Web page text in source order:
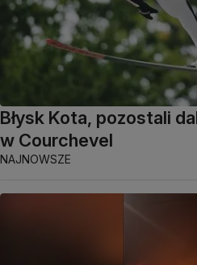
Błysk Kota, pozostali
w Courchevel
NAJNOWSZE